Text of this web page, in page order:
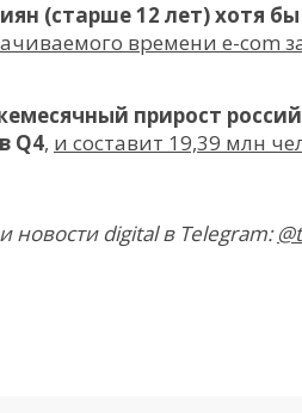
(старше 12 лет) хотя
времени e-com
прирост
Q4, и составит 19,39 млн
digital в Telegram: